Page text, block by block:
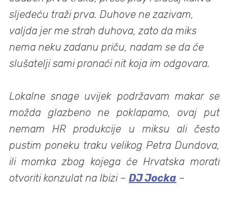
sljedeću traži prva. Duhove ne zazivam,
valjda jer me strah duhova, zato da miks
nema neku zadanu priču, nadam se da će
slušatelji sami pronaći nit koja im odgovara.
Lokalne snage uvijek podržavam makar se
možda glazbeno ne poklapamo, ovaj put
nemam HR produkcije u miksu ali često
pustim poneku traku velikog Petra Dundova,
ili momka zbog kojega će Hrvatska morati
otvoriti konzulat na Ibizi – DJ Jocka –